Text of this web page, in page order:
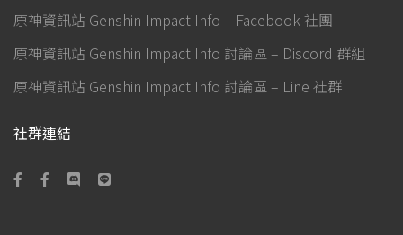
原神資訊站 Genshin Impact Info – Facebook 社團
原神資訊站 Genshin Impact Info 討論區 – Discord 群組
原神資訊站 Genshin Impact Info 討論區 – Line 社群
社群連結